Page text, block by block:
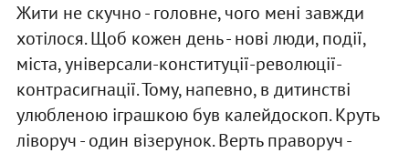
Жити не скучно - головне, чого мені завжди
хотілося. Щоб кожен день - нові люди, події,
міста, універсали-конституції-революції-
контрасигнації. Тому, напевно, в дитинстві
улюбленою іграшкою був калейдоскоп. Круть
ліворуч - один візерунок. Верть праворуч -